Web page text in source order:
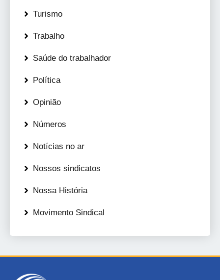
Turismo
Trabalho
Saúde do trabalhador
Política
Opinião
Números
Notícias no ar
Nossos sindicatos
Nossa História
Movimento Sindical